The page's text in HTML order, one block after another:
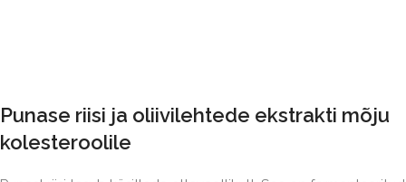
Punase riisi ja oliivilehtede ekstrakti mõju
kolesteroolile